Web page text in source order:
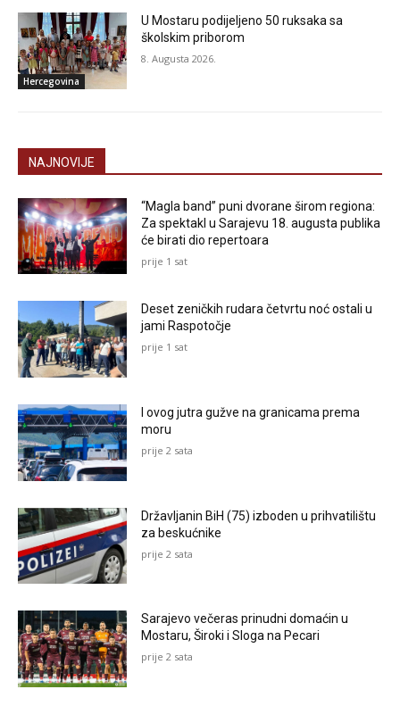
Hercegovina
U Mostaru podijeljeno 50 ruksaka sa
školskim priborom
8. Augusta 2026.
NAJNOVIJE
“Magla band” puni dvorane širom regiona:
Za spektakl u Sarajevu 18. augusta publika
će birati dio repertoara
prije 1 sat
Deset zeničkih rudara četvrtu noć ostali u
jami Raspotočje
prije 1 sat
I ovog jutra gužve na granicama prema
moru
prije 2 sata
Državljanin BiH (75) izboden u prihvatilištu
za beskućnike
prije 2 sata
Sarajevo večeras prinudni domaćin u
Mostaru, Široki i Sloga na Pecari
prije 2 sata